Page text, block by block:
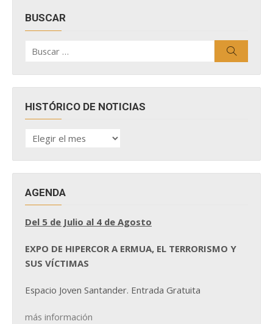
BUSCAR
por:
HISTÓRICO DE NOTICIAS
HISTÓRICO
DE
AGENDA
Del 5 de Julio al 4 de Agosto
EXPO DE HIPERCOR A ERMUA, EL TERRORISMO Y
SUS VÍCTIMAS
Espacio Joven Santander. Entrada Gratuita
más información